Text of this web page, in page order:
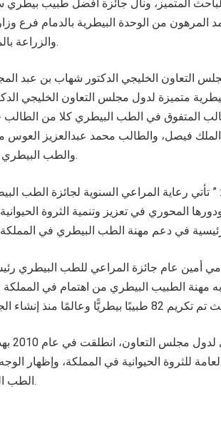
المتميز، ونال جائزة أفضل طبيب
من الوحدة البيطرية بالدمام فرع وزارة
والزراعة بالمنطقة الشرقية.
التعاون الخليجي الدكتور شهاب بن عبد
متميزة لدول مجلس التعاون الخليجي
المتفوق في الطب البيطري كلا من الطالب
فيصل، والطالب محمد عبدالعزيز العوس
والطب البيطري بجامعة القصيم.
تأتي رعاية المراعي السنوية لجائزة الطب
المحوري في تعزيز وتنمية الثروة
أمين عام جائزة المراعي للطب البيطري
مهنة الطبيب البيطري من اهتمام في المملكة
يجدر
للثروة الحيوانية في المملكة، وإظهار
الطب البيطري ودعمها.